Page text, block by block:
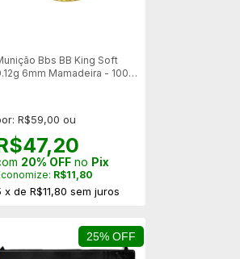
Bbs BB King Soft
6mm Mamadeira - 1000
R$59,00 ou
20% OFFno Pix
R$11,80
x de R$11,80 sem juros
25% OFF